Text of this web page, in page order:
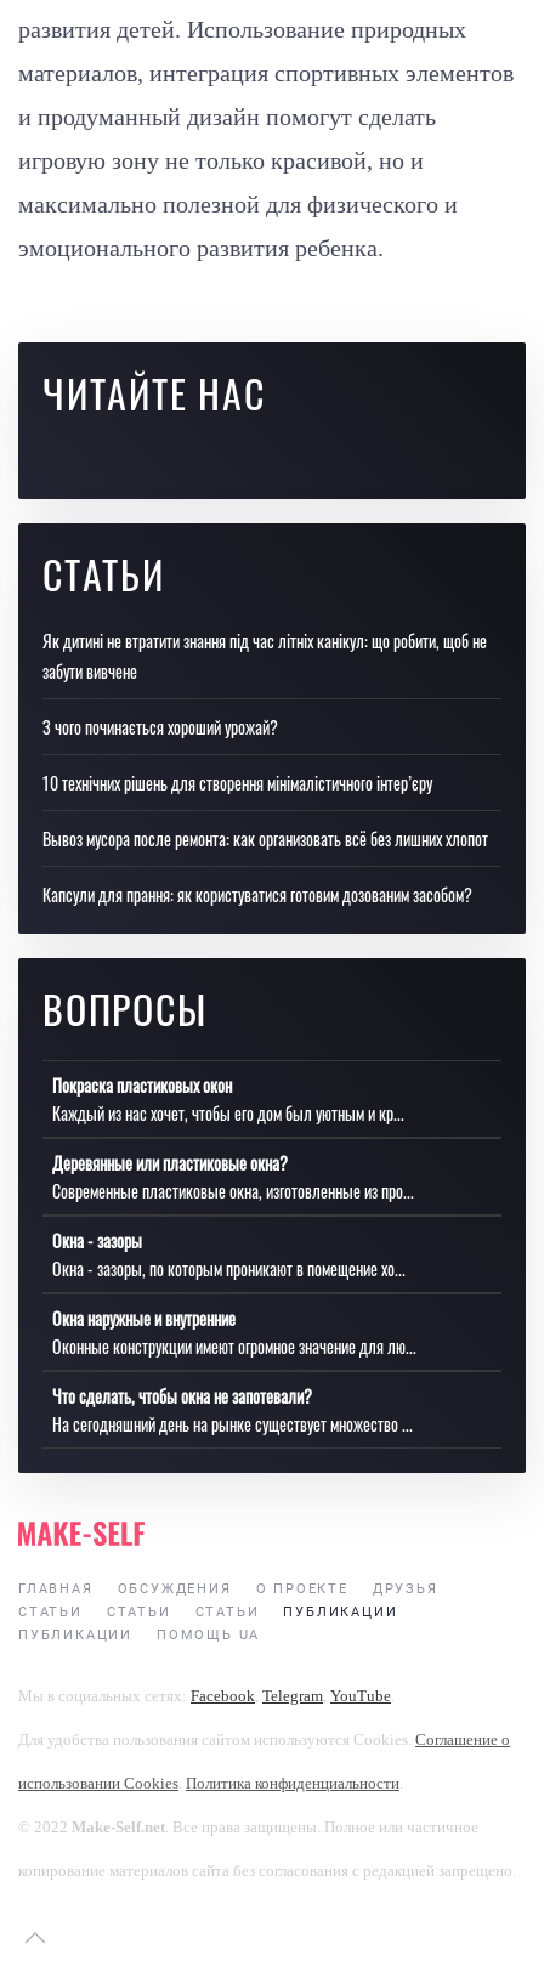
развития детей. Использование природных
материалов, интеграция спортивных элементов
и продуманный дизайн помогут сделать
игровую зону не только красивой, но и
максимально полезной для физического и
эмоционального развития ребенка.
ЧИТАЙТЕ НАС
СТАТЬИ
Як дитині не втратити знання під час літніх канікул: що робити, щоб не
забути вивчене
З чого починається хороший урожай?
10 технічних рішень для створення мінімалістичного інтер’єру
Вывоз мусора после ремонта: как организовать всё без лишних хлопот
Капсули для прання: як користуватися готовим дозованим засобом?
ВОПРОСЫ
Покраска пластиковых окон
Каждый из нас хочет, чтобы его дом был уютным и кр...
Деревянные или пластиковые окна?
Современные пластиковые окна, изготовленные из про...
Окна - зазоры
Окна - зазоры, по которым проникают в помещение хо...
Окна наружные и внутренние
Оконные конструкции имеют огромное значение для лю...
Что сделать, чтобы окна не запотевали?
На сегодняшний день на рынке существует множество ...
ГЛАВНАЯ ОБСУЖДЕНИЯ О ПРОЕКТЕ
ДРУЗЬЯ
СТАТЬИ
СТАТЬИ СТАТЬИ
ПУБЛИКАЦИИ
ПУБЛИКАЦИИ
ПОМОЩЬ UA
Мы в социальных сетях: Facebook Telegram YouTube
Для удобства пользования сайтом используются Cookies. Соглашение о
использовании Cookies Политика конфиденциальности
© 2022 Make-Self.net . Все права защищены. Полное или частичное
копирование материалов сайта без согласования с редакцией запрещено.